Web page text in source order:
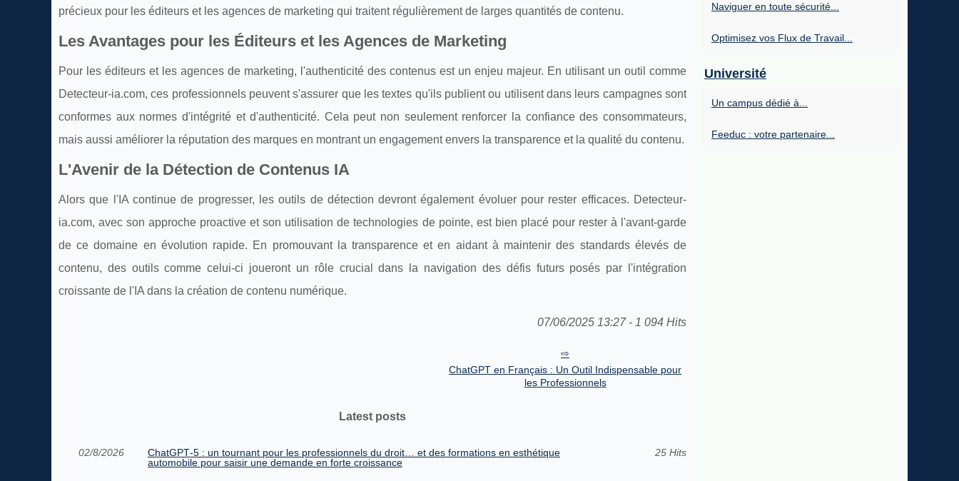
précieux pour les éditeurs et les agences de marketing qui traitent régulièrement de larges quantités de contenu.
Les Avantages pour les Éditeurs et les Agences de Marketing
Pour les éditeurs et les agences de marketing, l'authenticité des contenus est un enjeu majeur. En utilisant un outil comme
Detecteur-ia.com, ces professionnels peuvent s'assurer que les textes qu'ils publient ou utilisent dans leurs campagnes sont
conformes aux normes d'intégrité et d'authenticité. Cela peut non seulement renforcer la confiance des consommateurs,
mais aussi améliorer la réputation des marques en montrant un engagement envers la transparence et la qualité du contenu.
L'Avenir de la Détection de Contenus IA
Alors que l'IA continue de progresser, les outils de détection devront également évoluer pour rester efficaces. Detecteur-
ia.com, avec son approche proactive et son utilisation de technologies de pointe, est bien placé pour rester à l'avant-garde
de ce domaine en évolution rapide. En promouvant la transparence et en aidant à maintenir des standards élevés de
contenu, des outils comme celui-ci joueront un rôle crucial dans la navigation des défis futurs posés par l'intégration
croissante de l'IA dans la création de contenu numérique.
07/06/2025 13:27 - 1 094 Hits
ChatGPT en Français : Un Outil Indispensable pour
les Professionnels
Latest posts
02/8/2026
ChatGPT‑5 : un tournant pour les professionnels du droit… et des formations en esthétique
automobile pour saisir une demande en forte croissance
25 Hits
Naviguer en toute sécurité...
Optimisez vos Flux de Travail...
Université
Un campus dédié à...
Feeduc : votre partenaire...